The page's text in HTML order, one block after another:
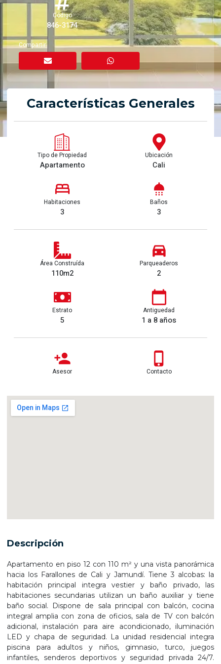
Código
846-3174
Compartir
Características Generales
Tipo de Propiedad
Apartamento
Ubicación
Cali
Habitaciones
3
Baños
3
Área Construída
110m2
Parqueaderos
2
Estrato
5
Antiguedad
1 a 8 años
Asesor Contacto
Descripción
Apartamento en piso 12 con 110 m² y una vista panorámica
hacia los Farallones de Cali y Jamundí. Tiene 3 alcobas: la
habitación principal integra vestier y baño privado, las
habitaciones secundarias utilizan un baño auxiliar y tiene
baño social. Dispone de sala principal con balcón, cocina
integral amplia con zona de oficios, sala de TV con balcón
adicional, instalación para aire acondicionado, iluminación
LED y chapa de seguridad. La unidad residencial integra
piscina para adultos y niños, gimnasio, turco, juegos
infantiles, senderos deportivos y seguridad privada 24/7.